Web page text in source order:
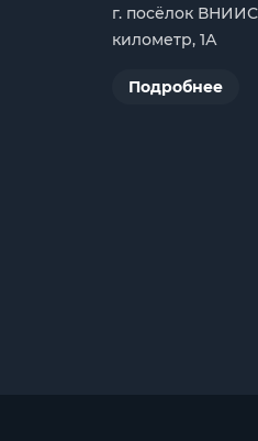
г. посёлок
километр, 1А
Подробнее